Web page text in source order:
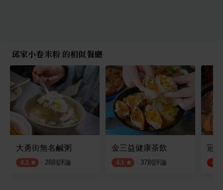
邱家小卷米粉 的相似餐廳
大勇街無名鹹粥
4.3 · 28則評論
金三益健康茶飲
4.1 · 37則評論
冠
4.7